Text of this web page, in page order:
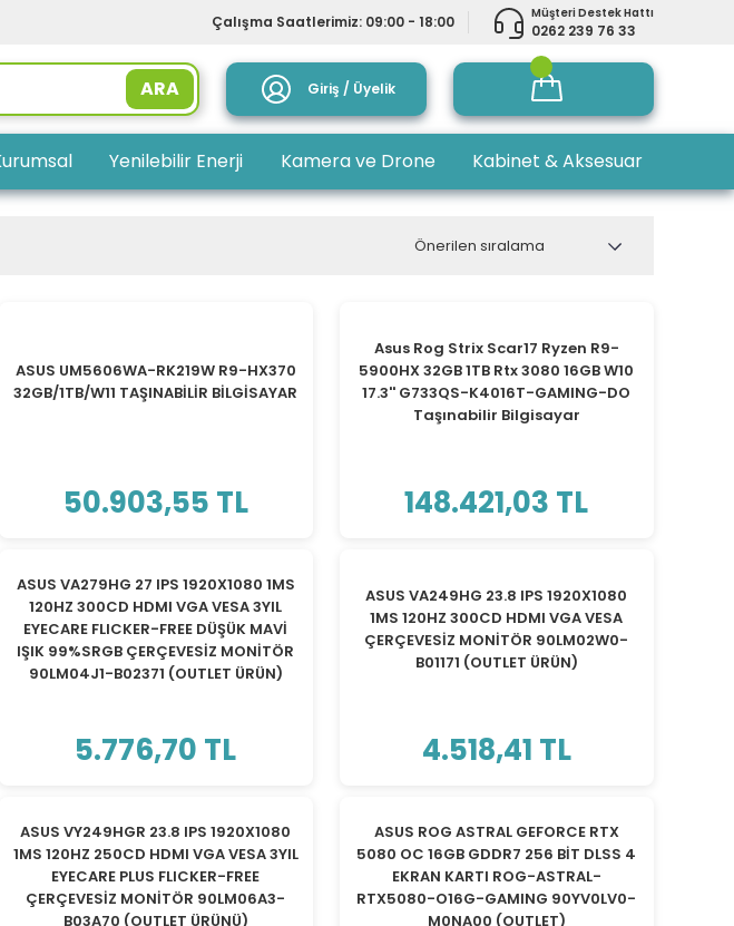
Çalışma Saatlerimiz: 09:00 - 18:00 Müşteri Destek Hattı
0262 239 76 33
ARA Giriş / Üyelik
Yenilebilir Enerji Kamera ve Drone Kabinet & Aksesuar
ASUS UM5606WA-RK219W R9-HX370
32GB/1TB/W11 TAŞINABİLİR BİLGİSAYAR
50.903,55 TL
Asus Rog Strix Scar17 Ryzen R9-
5900HX 32GB 1TB Rtx 3080 16GB W10
17.3'' G733QS-K4016T-GAMING-DO
Taşınabilir Bilgisayar
148.421,03 TL
ASUS VA279HG 27 IPS 1920X1080 1MS
120HZ 300CD HDMI VGA VESA 3YIL
EYECARE FLICKER-FREE DÜŞÜK MAVİ
IŞIK 99%SRGB ÇERÇEVESİZ MONİTÖR
90LM04J1-B02371 (OUTLET ÜRÜN)
5.776,70 TL
ASUS VA249HG 23.8 IPS 1920X1080
1MS 120HZ 300CD HDMI VGA VESA
ÇERÇEVESİZ MONİTÖR 90LM02W0-
B01171 (OUTLET ÜRÜN)
4.518,41 TL
ASUS VY249HGR 23.8 IPS 1920X1080
1MS 120HZ 250CD HDMI VGA VESA 3YIL
EYECARE PLUS FLICKER-FREE
ÇERÇEVESİZ MONİTÖR 90LM06A3-
B03A70 (OUTLET ÜRÜNÜ)
ASUS ROG ASTRAL GEFORCE RTX
5080 OC 16GB GDDR7 256 BİT DLSS 4
EKRAN KARTI ROG-ASTRAL-
RTX5080-O16G-GAMING 90YV0LV0-
M0NA00 (OUTLET)